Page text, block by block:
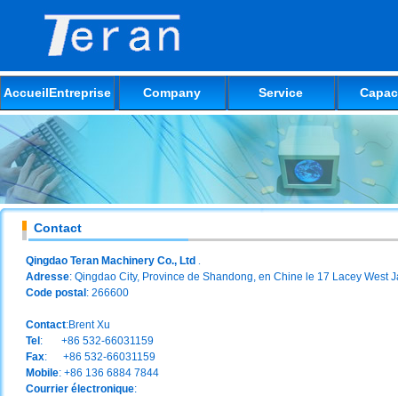
AccueilEntreprise Company Service
Contact
Qingdao Teran Machinery Co., Ltd .
Adresse: Qingdao City, Province de Shandong, en Chine le 17 Lacey West
Code postal : 266600
Contact:Brent Xu
Tel : +86 532-66031159
Fax: +86 532-66031159
Mobile: +86 136 6884 7844
Courrier électronique: